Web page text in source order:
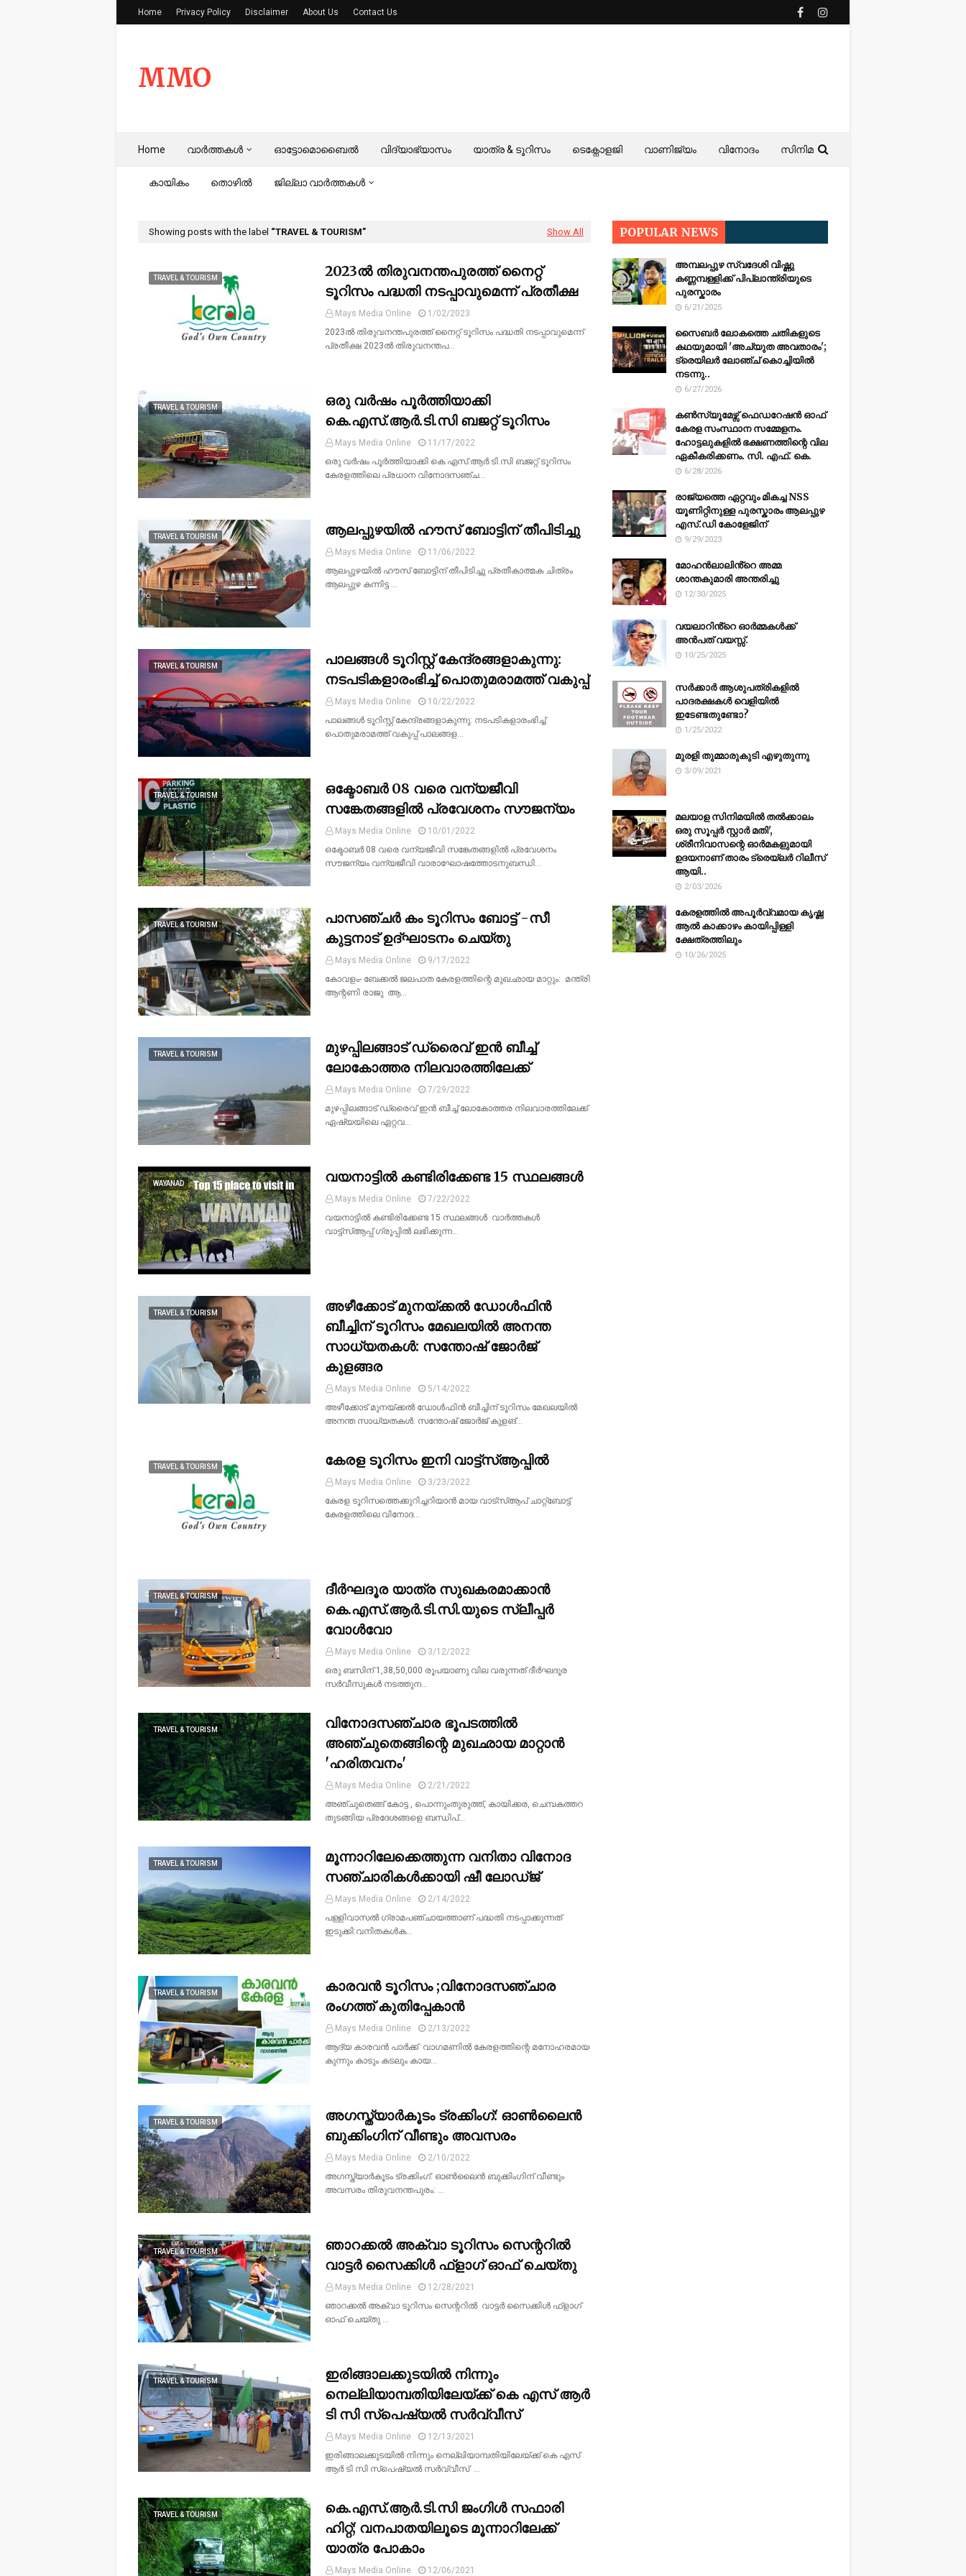
Home Privacy Policy Disclaimer About Us Contact Us
MMO
Home വാർത്തകൾ ഓട്ടോമൊബൈൽ വിദ്യാഭ്യാസം യാത്ര & ടൂറിസം ടെക്നോളജി വാണിജ്യം വിനോദം സിനിമ
കായികം തൊഴിൽ ജില്ലാ വാർത്തകൾ
Showing posts with the label TRAVEL & TOURISM Show All
TRAVEL & TOURISM
2023ൽ തിരുവനന്തപുരത്ത് നൈറ്റ്
ടൂറിസം പദ്ധതി നടപ്പാവുമെന്ന് പ്രതീക്ഷ
Mays Media Online
1/02/2023
2023ൽ തിരുവനന്തപുരത്ത് നൈറ്റ് ടൂറിസം പദ്ധതി നടപ്പാവുമെന്ന്
പ്രതീക്ഷ 2023ൽ തിരുവനന്തപ…
TRAVEL & TOURISM
ഒരു വര്‍ഷം പൂര്‍ത്തിയാക്കി
കെ.എസ്.ആര്‍.ടി.സി ബജറ്റ് ടൂറിസം
Mays Media Online
11/17/2022
ഒരു വര്‍ഷം പൂര്‍ത്തിയാക്കി കെ.എസ്.ആര്‍.ടി.സി ബജറ്റ് ടൂറിസം
കേരളത്തിലെ പ്രധാന വിനോദസഞ്ച…
TRAVEL & TOURISM ആലപ്പുഴയിൽ ഹൗസ് ബോട്ടിന് തീപിടിച്ചു
Mays Media Online
11/06/2022
ആലപ്പുഴയിൽ ഹൗസ് ബോട്ടിന് തീപിടിച്ചു പ്രതീകാത്മക ചിത്രം
ആലപ്പുഴ കന്നിട്ട …
TRAVEL & TOURISM
പാലങ്ങള്‍ ടൂറിസ്റ്റ് കേന്ദ്രങ്ങളാകുന്നു:
നടപടികളാരംഭിച്ച് പൊതുമരാമത്ത് വകുപ്പ്
Mays Media Online
10/22/2022
പാലങ്ങള്‍ ടൂറിസ്റ്റ് കേന്ദ്രങ്ങളാകുന്നു: നടപടികളാരംഭിച്ച്
പൊതുമരാമത്ത് വകുപ്പ് പാലങ്ങള…
TRAVEL & TOURISM
ഒക്ടോബർ 08 വരെ വന്യജീവി
സങ്കേതങ്ങളില്‍ പ്രവേശനം സൗജന്യം
Mays Media Online
10/01/2022
ഒക്ടോബർ 08 വരെ വന്യജീവി സങ്കേതങ്ങളില്‍ പ്രവേശനം
സൗജന്യം വന്യജീവി വാരാഘോഷത്തോടനുബന്ധി…
TRAVEL & TOURISM
പാസഞ്ചര്‍ കം ടൂറിസം ബോട്ട് -സീ
കുട്ടനാട് ഉദ്ഘാടനം ചെയ്തു
Mays Media Online
9/17/2022
കോവളം- ബേക്കൽ ജലപാത കേരളത്തിന്റെ മുഖഛായ മാറ്റും: മന്ത്രി
ആന്റണി രാജു ആ…
TRAVEL & TOURISM
മുഴപ്പിലങ്ങാട് ഡ്രൈവ് ഇൻ ബീച്ച്
ലോകോത്തര നിലവാരത്തിലേക്ക്
Mays Media Online
7/29/2022
മുഴപ്പിലങ്ങാട് ഡ്രൈവ് ഇൻ ബീച്ച് ലോകോത്തര നിലവാരത്തിലേക്ക്
ഏഷ്യയിലെ ഏറ്റവ…
WAYANAD വയനാട്ടിൽ കണ്ടിരിക്കേണ്ട 15 സ്ഥലങ്ങൾ
Mays Media Online
7/22/2022
വയനാട്ടിൽ കണ്ടിരിക്കേണ്ട 15 സ്ഥലങ്ങൾ വാർത്തകൾ
വാട്ട്സ്ആപ്പ് ഗ്രൂപ്പിൽ ലഭിക്കുന്ന…
TRAVEL & TOURISM
അഴീക്കോട് മുനയ്ക്കൽ ഡോൾഫിൻ
ബീച്ചിന് ടൂറിസം മേഖലയിൽ അനന്ത
സാധ്യതകൾ: സന്തോഷ് ജോർജ്
കുളങ്ങര
Mays Media Online
5/14/2022
അഴീക്കോട് മുനയ്ക്കൽ ഡോൾഫിൻ ബീച്ചിന് ടൂറിസം മേഖലയിൽ
അനന്ത സാധ്യതകൾ: സന്തോഷ് ജോർജ് കുളങ്…
TRAVEL & TOURISM കേരള ടൂറിസം ഇനി വാട്ട്സ്ആപ്പിൽ
Mays Media Online
3/23/2022
കേരള ടൂറിസത്തെക്കുറിച്ചറിയാൻ മായ വാട്‌സ്ആപ് ചാറ്റ്ബോട്ട്
കേരളത്തിലെ വിനോദ…
TRAVEL & TOURISM
ദീര്‍ഘദൂര യാത്ര സുഖകരമാക്കാന്‍
കെ.എസ്.ആര്‍.ടി.സി.യുടെ സ്ലീപ്പര്‍
വോള്‍വോ
Mays Media Online
3/12/2022
ഒരു ബസിന് 1,38,50,000 രൂപയാണു വില വരുന്നത് ദീര്‍ഘദൂര
സര്‍വീസുകള്‍ നടത്തുന…
TRAVEL & TOURISM
വിനോദസഞ്ചാര ഭൂപടത്തില്‍
അഞ്ചുതെങ്ങിന്റെ മുഖഛായ മാറ്റാന്‍
'ഹരിതവനം'
Mays Media Online
2/21/2022
അഞ്ചുതെങ്ങ് കോട്ട , പൊന്നുംതുരുത്ത്, കായിക്കര, ചെമ്പകത്തറ
തുടങ്ങിയ പ്രദേശങ്ങളെ ബന്ധിപ്…
TRAVEL & TOURISM
മൂന്നാറിലേക്കെത്തുന്ന വനിതാ വിനോദ
സഞ്ചാരികള്‍ക്കായി ഷീ ലോഡ്ജ്
Mays Media Online
2/14/2022
പള്ളിവാസല്‍ ഗ്രാമപഞ്ചായത്താണ് പദ്ധതി നടപ്പാക്കുന്നത്
ഇടുക്കി:വനിതകള്‍ക…
TRAVEL & TOURISM
കാരവൻ ടൂറിസം ;വിനോദസഞ്ചാര
രംഗത്ത് കുതിപ്പേകാൻ
Mays Media Online
2/13/2022
ആദ്യ കാരവൻ പാർക്ക് വാഗമണിൽ കേരളത്തിന്റെ മനോഹരമായ
കുന്നും കാടും കടലും കായ…
TRAVEL & TOURISM
അഗസ്ത്യാർകൂടം ട്രക്കിംഗ്: ഓൺലൈൻ
ബുക്കിംഗിന് വീണ്ടും അവസരം
Mays Media Online
2/10/2022
അഗസ്ത്യാർകൂടം ട്രക്കിംഗ്: ഓൺലൈൻ ബുക്കിംഗിന് വീണ്ടും
അവസരം തിരുവനന്തപുരം: …
TRAVEL & TOURISM
ഞാറക്കല്‍ അക്വാ ടൂറിസം സെന്ററില്‍
വാട്ടര്‍ സൈക്കിള്‍ ഫ്‌ളാഗ് ഓഫ് ചെയ്തു
Mays Media Online
12/28/2021
ഞാറക്കല്‍ അക്വാ ടൂറിസം സെന്ററില്‍ വാട്ടര്‍ സൈക്കിള്‍ ഫ്‌ളാഗ്
ഓഫ് ചെയ്തു …
TRAVEL & TOURISM
ഇരിങ്ങാലക്കുടയിൽ നിന്നും
നെല്ലിയാമ്പതിയിലേയ്ക്ക് കെ എസ് ആർ
ടി സി സ്‌പെഷ്യൽ സർവ്വീസ്
Mays Media Online
12/13/2021
ഇരിങ്ങാലക്കുടയിൽ നിന്നും നെല്ലിയാമ്പതിയിലേയ്ക്ക് കെ എസ്
ആർ ടി സി സ്‌പെഷ്യൽ സർവ്വീസ് …
TRAVEL & TOURISM
കെ.എസ്.ആർ.ടി.സി ജംഗിൾ സഫാരി
ഹിറ്റ്; വനപാതയിലൂടെ മൂന്നാറിലേക്ക്​
യാത്ര പോകാം
Mays Media Online 12/06/2021
POPULAR NEWS
അമ്പലപ്പുഴ സ്വദേശി വിഷ്ണു
കണ്ണമ്പള്ളിക്ക് പിപ്ലാന്ത്രിയുടെ
പുരസ്കാരം
6/21/2025
സൈബർ ലോകത്തെ ചതികളുടെ
കഥയുമായി 'അച്യുത അവതാരം';
ട്രെയിലർ ലോഞ്ച് കൊച്ചിയിൽ
നടന്നു..
6/27/2026
കൺസ്യൂമേഴ്സ് ഫെഡറേഷൻ ഓഫ്
കേരള സംസ്ഥാന സമ്മേളനം.
ഹോട്ടലുകളിൽ ഭക്ഷണത്തിന്റെ വില
ഏകീകരിക്കണം. സി. എഫ്. കെ.
6/28/2026
രാജ്യത്തെ ഏറ്റവും മികച്ച NSS
യൂണിറ്റിനുള്ള പുരസ്കാരം ആലപ്പുഴ
എസ്.ഡി കോളേജിന്
9/29/2023
മോഹൻലാലിൻ്റെ അമ്മ
ശാന്തകുമാരി അന്തരിച്ചു
12/30/2025
വയലാറിൻ്റെ ഓർമ്മകൾക്ക്
അൻപത് വയസ്സ്.
10/25/2025
സർക്കാർ ആശുപത്രികളിൽ
പാദരക്ഷകൾ വെളിയിൽ
ഇടേണ്ടതുണ്ടോ?
1/25/2022
മുരളി തുമ്മാരുകുടി എഴുതുന്നു
3/09/2021
മലയാള സിനിമയിൽ തൽക്കാലം
ഒരു സൂപ്പർ സ്റ്റാർ മതി',
ശ്രീനിവാസന്റെ ഓർമകളുമായി
ഉദയനാണ് താരം ട്രെയ്ലർ റിലീസ്
ആയി..
2/03/2026
കേരളത്തിൽ അപൂർവ്വമായ കൃഷ്ണ
ആൽ കാക്കാഴം കായിപ്പിള്ളി
ക്ഷേത്രത്തിലും
10/26/2025